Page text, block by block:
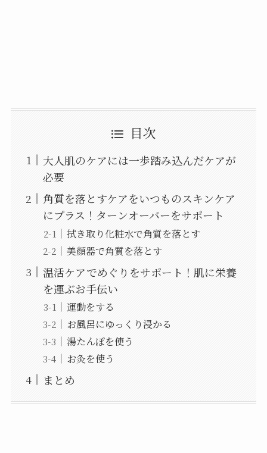
目次
大人肌のケアには一歩踏み込んだケアが
必要
角質を落とすケアをいつものスキンケア
にプラス！ターンオーバーをサポート
拭き取り化粧水で角質を落とす
美顔器で角質を落とす
温活ケアでめぐりをサポート！肌に栄養
を運ぶお手伝い
運動をする
お風呂にゆっくり浸かる
湯たんぽを使う
お灸を使う
まとめ